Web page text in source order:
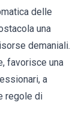
delle
una
demaniali.
favorisce una
a
regole di